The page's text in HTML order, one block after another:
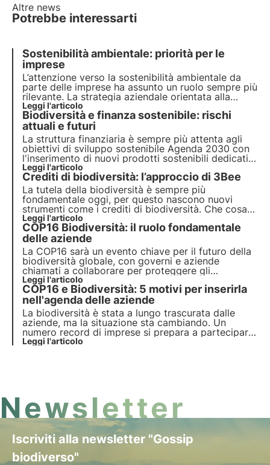
Altre news
Potrebbe interessarti
Sostenibilità ambientale: priorità per le
imprese
L’attenzione verso la sostenibilità ambientale da
parte delle imprese ha assunto un ruolo sempre più
rilevante. La strategia aziendale orientata alla
transizione ecologica non è una possibilità ma una
necessità. Vediamo come farla propria per
crescere e rilanciare l’economia.
Leggi l'articolo
Biodiversità e finanza sostenibile: rischi
attuali e futuri
La struttura finanziaria è sempre più attenta agli
obiettivi di sviluppo sostenibile Agenda 2030 con
l'inserimento di nuovi prodotti sostenibili dedicati
alla protezione della biodiversità. Il rapporto ESMA
evidenzia l'importanza di report di valutazione per
evitare il rischio greenwashing.
Leggi l'articolo
Crediti di biodiversità: l’approccio di 3Bee
La tutela della biodiversità è sempre più
fondamentale oggi, per questo nascono nuovi
strumenti come i crediti di biodiversità. Che cosa
sono? Come funzionano? In quali Paesi del mondo
esistono ufficialmente? Approfondisci il tema in
questo articolo e scopri il ruolo di 3Bee in questo
contesto.
Leggi l'articolo
COP16 Biodiversità: il ruolo fondamentale
delle aziende
La COP16 sarà un evento chiave per il futuro della
biodiversità globale, con governi e aziende
chiamati a collaborare per proteggere gli
ecosistemi del pianeta. Scopri in questo articolo il
programma, gli obiettivi e il ruolo fondamentale
delle imprese nella tutela della biodiversità.
Leggi l'articolo
COP16 e Biodiversità: 5 motivi per inserirla
nell'agenda delle aziende
La biodiversità è stata a lungo trascurata dalle
aziende, ma la situazione sta cambiando. Un
numero record di imprese si prepara a partecipare
alla COP16 del 2024. Sono cinque le tendenze
Leggi l'articolo
Newsletter
Iscriviti alla newsletter "Gossip
biodiverso"